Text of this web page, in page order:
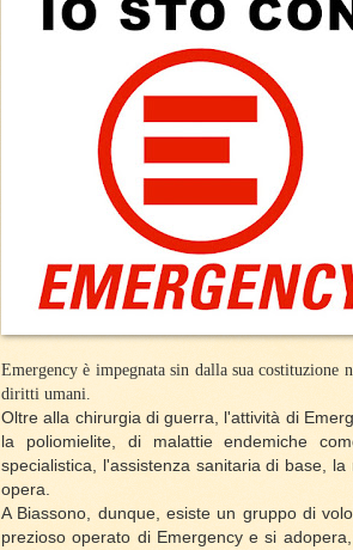
Emergency è impegnata sin dalla sua
diritti umani.
Oltre alla chirurgia di guerra, l'attività di
la poliomielite, di malattie endemiche
specialistica, l'assistenza sanitaria di base,
opera.
A Biassono, dunque, esiste un gruppo di
prezioso operato di Emergency e si